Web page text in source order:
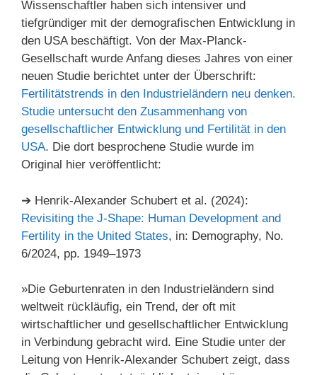
Wissenschaftler haben sich intensiver und
tiefgründiger mit der demografischen Entwicklung in
den USA beschäftigt. Von der Max-Planck-
Gesellschaft wurde Anfang dieses Jahres von einer
neuen Studie berichtet unter der Überschrift:
Fertilitätstrends in den Industrieländern neu denken.
Studie untersucht den Zusammenhang von
gesellschaftlicher Entwicklung und Fertilität in den
USA. Die dort besprochene Studie wurde im
Original hier veröffentlicht:
➔ Henrik-Alexander Schubert et al. (2024):
Revisiting the J-Shape: Human Development and
Fertility in the United States, in: Demography, No.
6/2024, pp. 1949–1973
»Die Geburtenraten in den Industrieländern sind
weltweit rückläufig, ein Trend, der oft mit
wirtschaftlicher und gesellschaftlicher Entwicklung
in Verbindung gebracht wird. Eine Studie unter der
Leitung von Henrik-Alexander Schubert zeigt, dass